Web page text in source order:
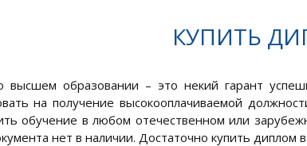
КУПИТЬ
высшем образовании – это некий гарант
на получение высокооплачиваемой
обучение в любом отечественном или
нет в наличии. Достаточно купить